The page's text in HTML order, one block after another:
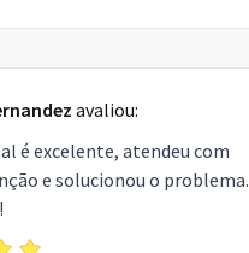
avaliou:
é excelente, atendeu com
e solucionou o problema.